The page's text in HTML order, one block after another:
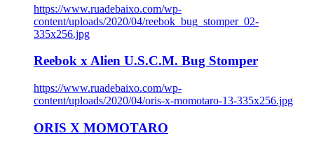
https://www.ruadebaixo.com/wp-
content/uploads/2020/04/reebok_bug_stomper_02-
335x256.jpg
Reebok x Alien U.S.C.M. Bug Stomper
https://www.ruadebaixo.com/wp-
content/uploads/2020/04/oris-x-momotaro-13-335x256.jpg
ORIS X MOMOTARO